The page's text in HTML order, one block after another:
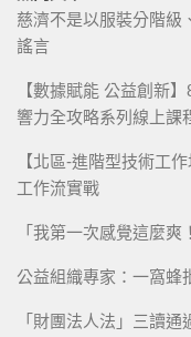
慈濟不是以服裝分階級
謠言
【數據賦能 公益創新
響力全攻略系列線上課
【北區-進階型技術工
工作流實戰
「我第一次感覺這麼
公益組織專家：一窩蜂
「財團法人法」三讀